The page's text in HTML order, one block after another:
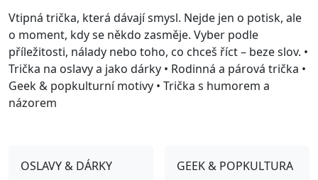
Vtipná trička, která dávají smysl. Nejde jen o potisk, ale
o moment, kdy se někdo zasměje. Vyber podle
příležitosti, nálady nebo toho, co chceš říct – beze slov. •
Trička na oslavy a jako dárky • Rodinná a párová trička •
Geek & popkulturní motivy • Trička s humorem a
názorem
OSLAVY & DÁRKY GEEK & POPKULTURA